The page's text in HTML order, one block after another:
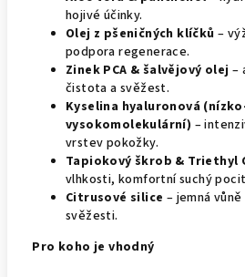
hojivé účinky.
Olej z pšeničných klíčků –
podpora regenerace.
Zinek PCA & šalvějový olej –
čistota a svěžest.
Kyselina hyaluronová
vysokomolekulární) –
vrstev pokožky.
Tapiokový škrob & Triethyl
vlhkosti, komfortní suchý
Citrusové silice – jemná
svěžesti.
Pro koho je vhodný